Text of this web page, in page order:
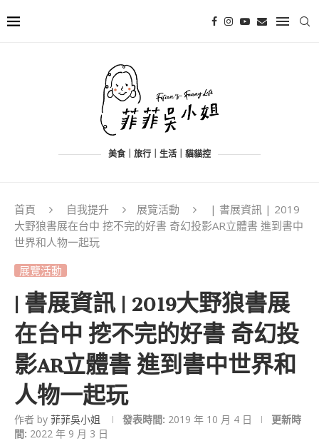
美食｜旅行｜生活｜貓貓控
首頁 自我提升 展覽活動
| 書展資訊 | 2019
大野狼書展在台中 挖不完的好書 奇幻投影AR立體書 進到書中
世界和人物一起玩
展覽活動
| 書展資訊 | 2019大野狼書展
在台中 挖不完的好書 奇幻投
影AR立體書 進到書中世界和
人物一起玩
作者 by 菲菲吳小姐 發表時間: 2019 年 10 月 4 日
更新時
間: 2022 年 9 月 3 日